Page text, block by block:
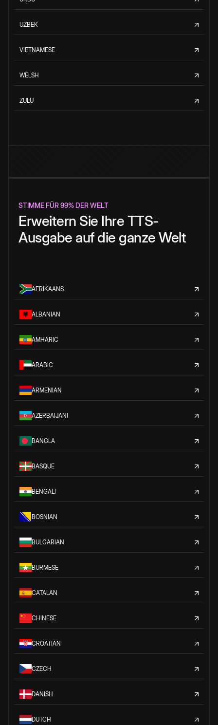
UZBEK
VIETNAMESE
WELSH
ZULU
STIMME FÜR 99% DER WELT
Erweitern Sie Ihre TTS-
Ausgabe auf die ganze Welt
AFRIKAANS
ALBANIAN
AMHARIC
ARABIC
ARMENIAN
AZERBAIJANI
BANGLA
BASQUE
BENGALI
BOSNIAN
BULGARIAN
BURMESE
CATALAN
CHINESE
CROATIAN
CZECH
DANISH
DUTCH